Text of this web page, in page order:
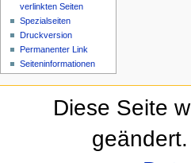
verlinkten Seiten
Spezialseiten
Druckversion
Permanenter Link
Seiteninformationen
Diese Seite
geändert.